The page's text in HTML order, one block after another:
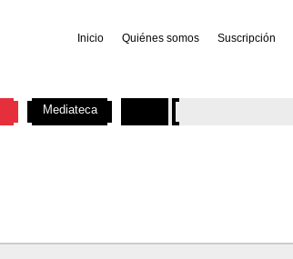
Inicio Quiénes somos Suscripción
Mediateca